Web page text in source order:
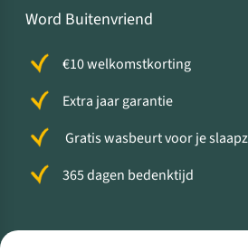
Word Buitenvriend
€10 welkomstkorting
Extra jaar garantie
Gratis wasbeurt voor je
365 dagen bedenktijd